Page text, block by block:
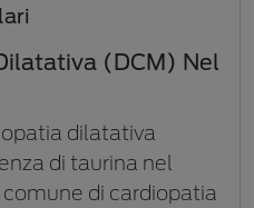
(DCM) Nel
dilatativa
di taurina nel
di cardiopatia